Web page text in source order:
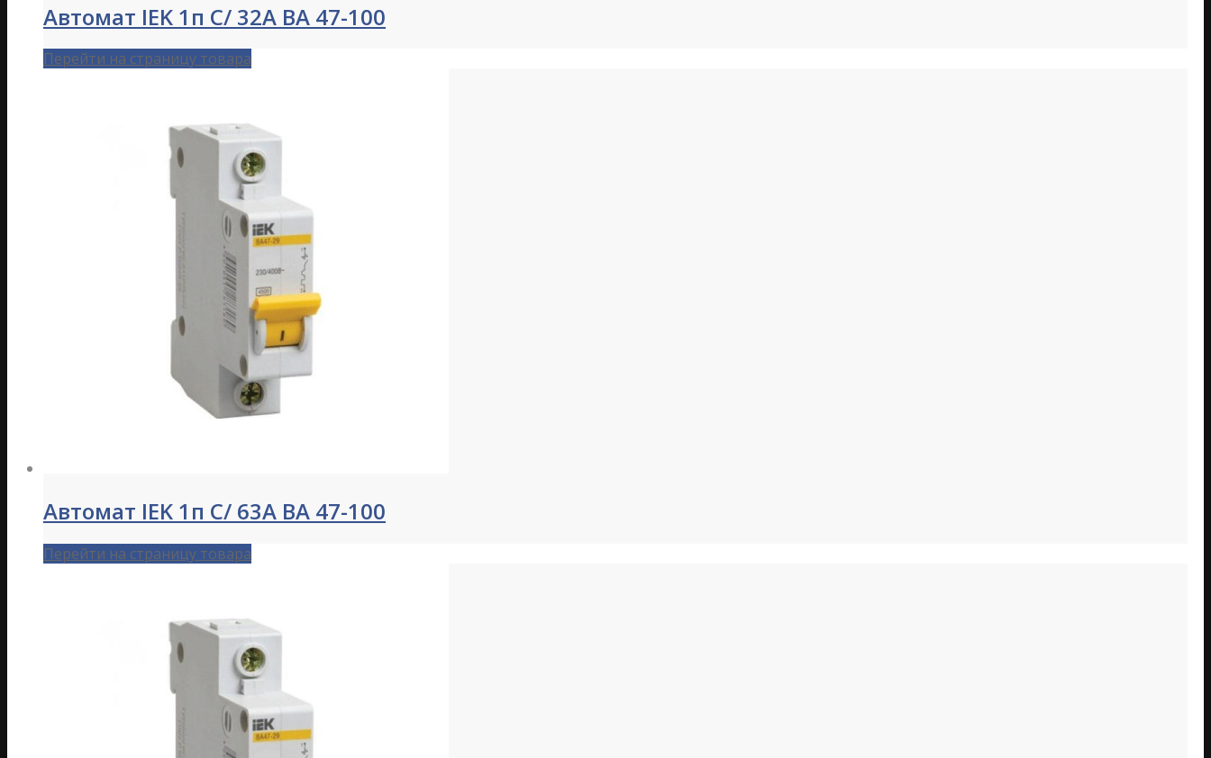
Автомат IEK 1п C/ 32А ВА 47-100
Перейти на страницу товара
Автомат IEK 1п C/ 63А ВА 47-100
Перейти на страницу товара